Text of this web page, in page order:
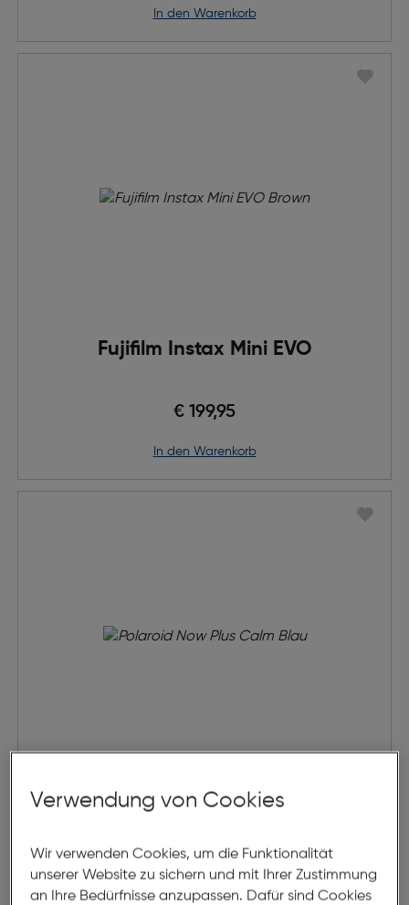
in den Warenkorb
Fujifilm Instax Mini EVO
€ 199,95
in den Warenkorb
Polaroid Now Plus
€ 111,00
in den Warenkorb
Verwendung von Cookies
Wir verwenden Cookies, um die Funktionalität
unserer Website zu sichern und mit Ihrer Zustimmung
an Ihre Bedürfnisse anzupassen. Dafür sind Cookies